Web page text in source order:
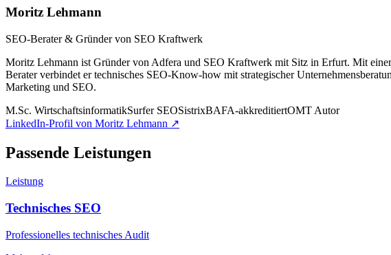
Moritz Lehmann
SEO-Berater & Gründer von SEO Kraftwerk
Moritz Lehmann ist Gründer von Adfera und SEO Kraftwerk mit Sitz in Erfurt. Mit
Berater verbindet er technisches SEO-Know-how mit strategischer
Marketing und SEO.
M.Sc. WirtschaftsinformatikSurfer SEOSistrixBAFA-akkreditiertOMT Autor
LinkedIn-Profil von Moritz Lehmann ↗
Passende Leistungen
Leistung
Technisches SEO
Professionelles technisches Audit